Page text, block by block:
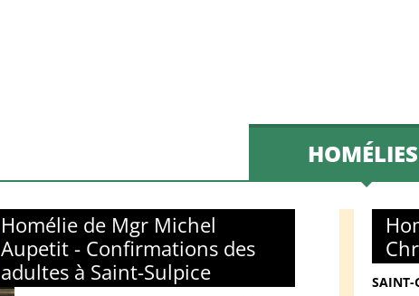
HOMÉLIES
Homélie de Mgr Michel
Aupetit - Confirmations des
adultes à Saint-Sulpice
SAINT-